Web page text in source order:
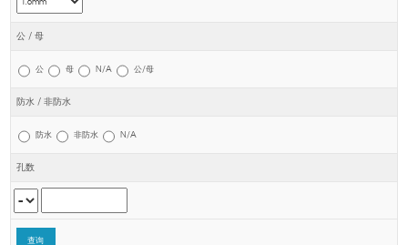
公 / 母
公 母 N/A 公/母
防水 / 非防水
防水 非防水 N/A
孔数